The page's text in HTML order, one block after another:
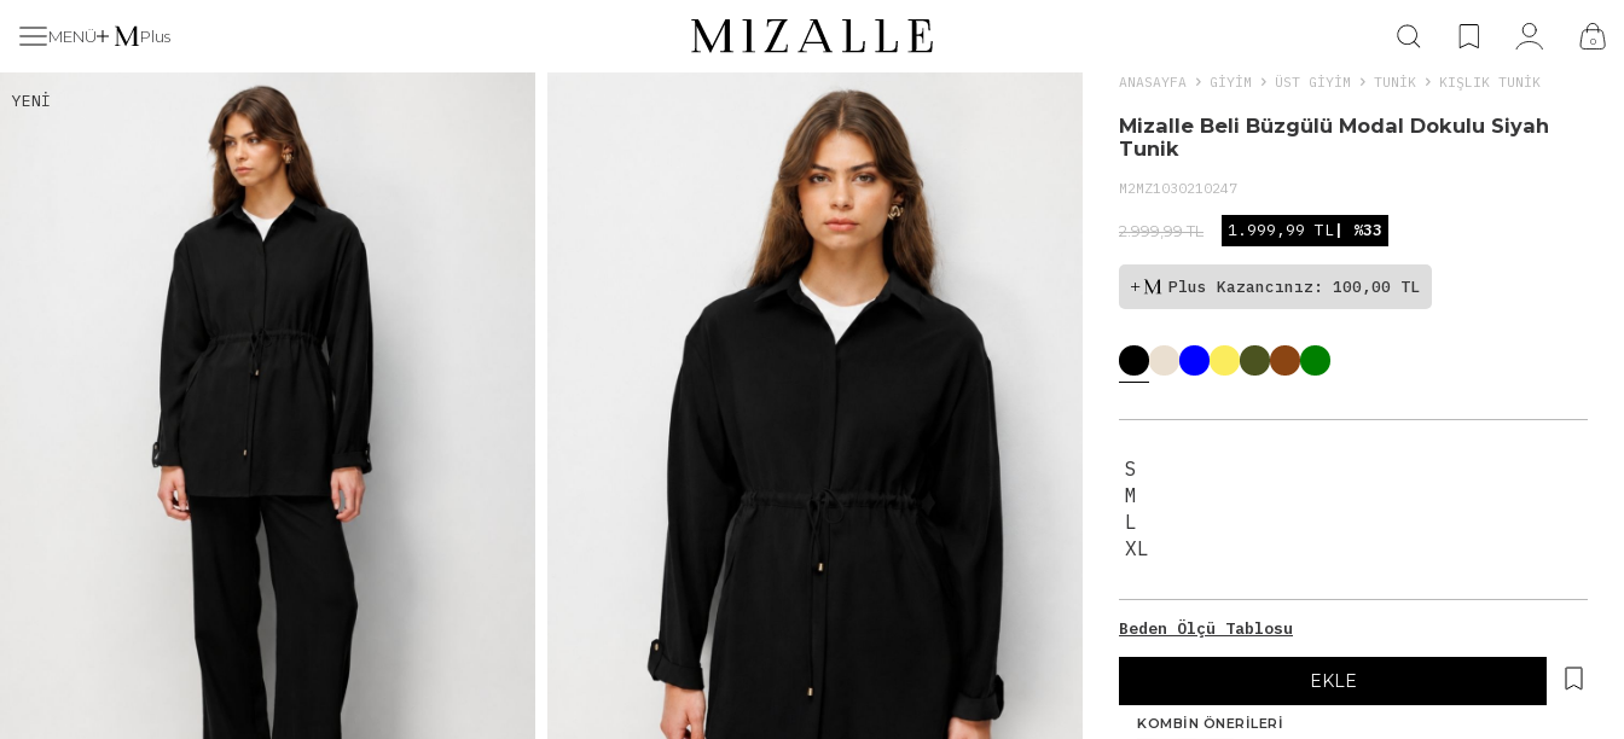
MENÜ Plus 0
YENI
ANASAYFA GIYIM ÜST GİYİM TUNIK KIŞLIK TUNIK
Mizalle Beli Büzgülü Modal Dokulu Siyah
Tunik
M2MZ1030210247
2.999,99 TL 1.999,99 TL| %33
Plus Kazancınız: 100,00 TL
S
M
L
XL
Beden Ölçü Tablosu
EKLE
KOMBIN ÖNERILERI